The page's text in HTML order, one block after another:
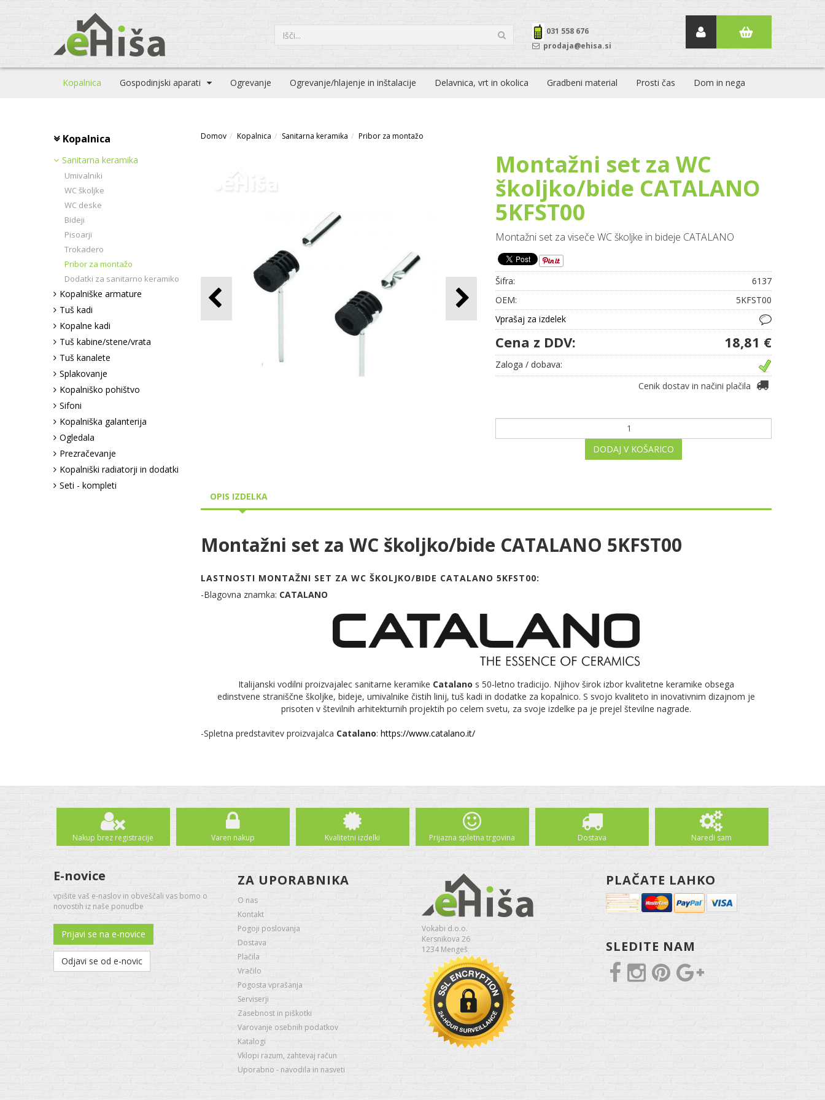
031 558 676
prodaja@ehisa.si
Kopalnica Gospodinjski aparati Ogrevanje Ogrevanje/hlajenje in inštalacije Delavnica, vrt in okolica Gradbeni material Prosti čas Dom in nega
Kopalnica
Sanitarna keramika
Umivalniki
WC školjke
WC deske
Bideji
Pisoarji
Trokadero
Pribor za montažo
Dodatki za sanitarno keramiko
Kopalniške armature
Tuš kadi
Kopalne kadi
Tuš kabine/stene/vrata
Tuš kanalete
Splakovanje
Kopalniško pohištvo
Sifoni
Kopalniška galanterija
Ogledala
Prezračevanje
Kopalniški radiatorji in dodatki
Seti - kompleti
Domov Kopalnica Sanitarna keramika Pribor za montažo
Montažni set za WC
školjko/bide CATALANO
5KFST00
Montažni set za viseče WC školjke in bideje CATALANO
Šifra:
6137
OEM:
5KFST00
Vprašaj za izdelek
Cena z DDV: 18,81 €
Zaloga / dobava:
Cenik dostav in načini plačila
DODAJ V KOŠARICO
OPIS IZDELKA
Montažni set za WC školjko/bide CATALANO 5KFST00
LASTNOSTI MONTAŽNI SET ZA WC ŠKOLJKO/BIDE CATALANO 5KFST00:
-Blagovna znamka: CATALANO
Italijanski vodilni proizvajalec sanitarne keramike Catalano s 50-letno tradicijo. Njihov širok izbor kvalitetne keramike obsega
edinstvene straniščne školjke, bideje, umivalnike čistih linij, tuš kadi in dodatke za kopalnico. S svojo kvaliteto in inovativnim dizajnom je
prisoten v številnih arhitekturnih projektih po celem svetu, za svoje izdelke pa je prejel številne nagrade.
-Spletna predstavitev proizvajalca Catalano: https://www.catalano.it/
Nakup brez registracije Varen nakup Kvalitetni izdelki Prijazna spletna trgovina Dostava Naredi sam
E-novice
vpišite vaš e-naslov in obveščali vas bomo o
novostih iz naše ponudbe
Prijavi se na e-novice
Odjavi se od e-novic
ZA UPORABNIKA
O nas
Kontakt
Pogoji poslovanja
Dostava
Plačila
Vračilo
Pogosta vprašanja
Serviserji
Zasebnost in piškotki
Varovanje osebnih podatkov
Katalogi
Vklopi razum, zahtevaj račun
Uporabno - navodila in nasveti
Vokabi d.o.o.
Kersnikova 26
1234 Mengeš
PLAČATE LAHKO
SLEDITE NAM